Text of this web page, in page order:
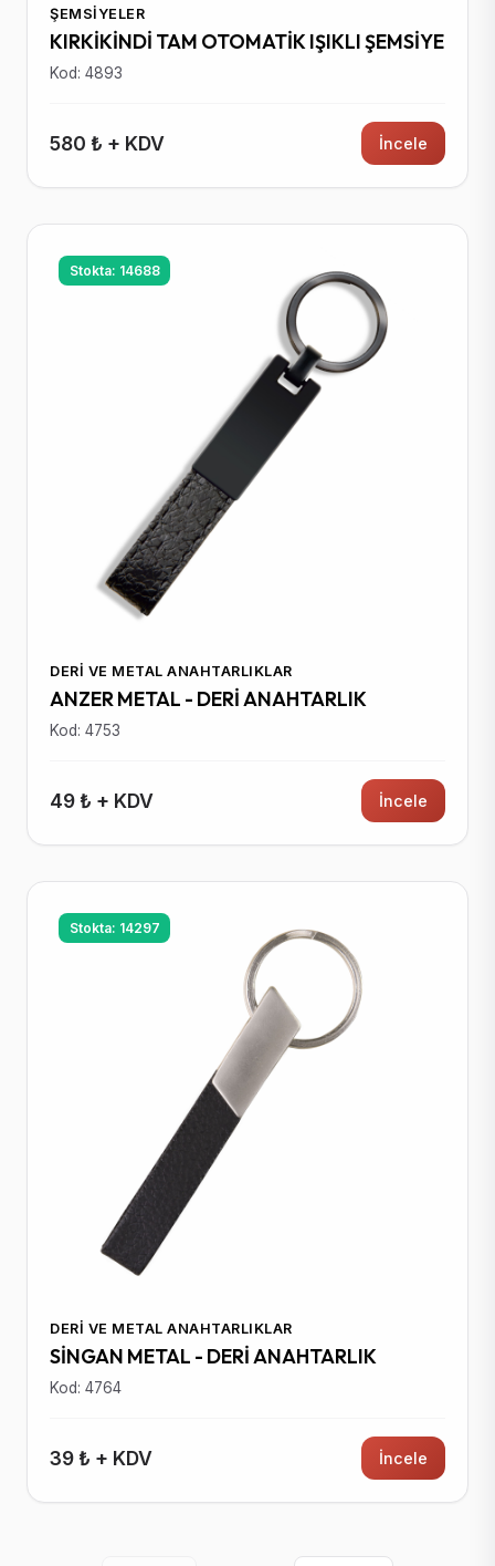
ŞEMSIYELER
KIRKİKİNDİ TAM OTOMATİK IŞIKLI ŞEMSİYE
Kod: 4893
580 ₺ + KDV İncele
Stokta: 14688
DERI VE METAL ANAHTARLIKLAR
ANZER METAL - DERİ ANAHTARLIK
Kod: 4753
49 ₺ + KDV İncele
Stokta: 14297
DERI VE METAL ANAHTARLIKLAR
SİNGAN METAL - DERİ ANAHTARLIK
Kod: 4764
39 ₺ + KDV İncele